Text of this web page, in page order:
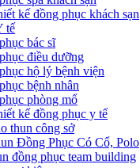
kế đồng phục khách sạn
tế
bác sĩ
điều dưỡng
hộ lý bệnh viện
bệnh nhân
phòng mổ
kế đồng phục y tế
thun công sở
Đồng Phục Có Cổ, Polo
đồng phục team building